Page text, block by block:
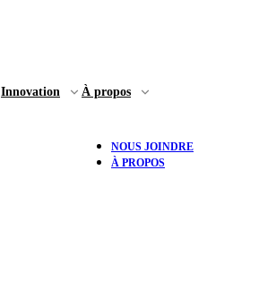
Innovation À propos
NOUS JOINDRE
À PROPOS